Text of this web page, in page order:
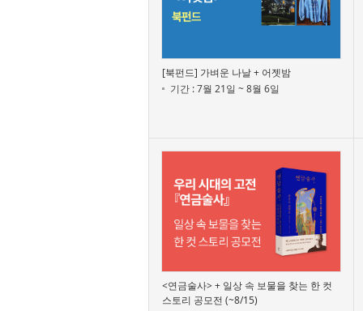
[북펀드] 가벼운 나날 + 어젯밤
기간 : 7월 21일 ~ 8월 6일
<연금술사> + 일상 속 보물을 찾는 한 컷
스토리 공모전 (~8/15)